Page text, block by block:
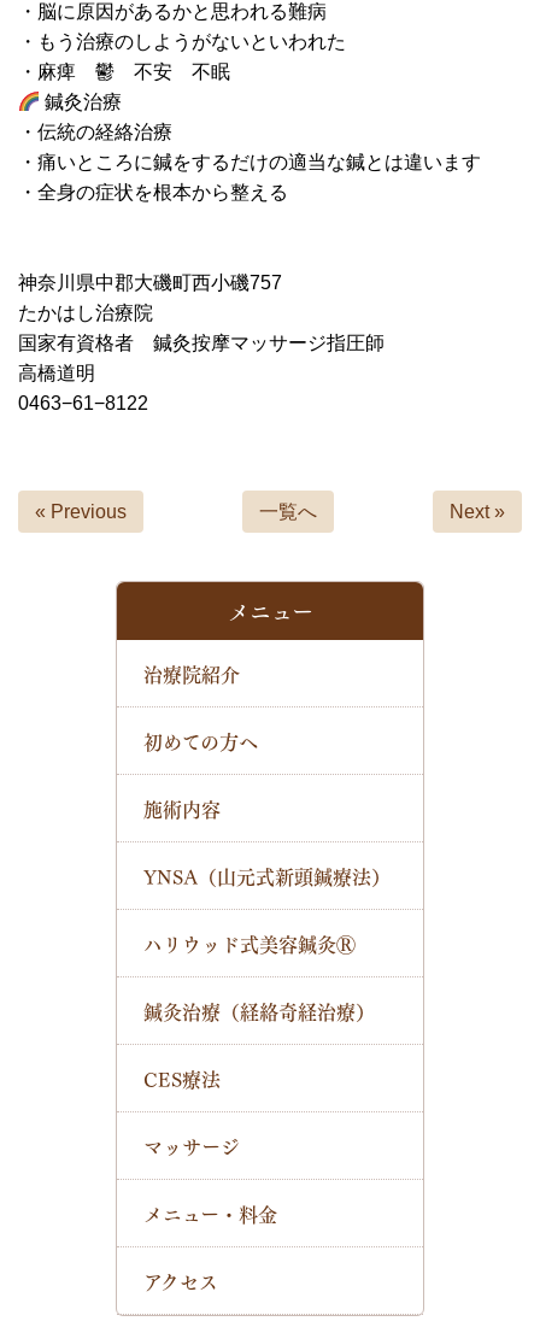
・脳に原因があるかと思われる難病
・もう治療のしようがないといわれた
・麻痺 鬱 不安 不眠
鍼灸治療
・伝統の経絡治療
・痛いところに鍼をするだけの適当な鍼とは違います
・全身の症状を根本から整える
神奈川県中郡大磯町西小磯757
たかはし治療院
国家有資格者 鍼灸按摩マッサージ指圧師
高橋道明
0463−61−8122
« Previous 一覧へ Next »
メニュー
治療院紹介
初めての方へ
施術内容
YNSA（山元式新頭鍼療法）
ハリウッド式美容鍼灸Ⓡ
鍼灸治療（経絡奇経治療）
CES療法
マッサージ
メニュー・料金
アクセス